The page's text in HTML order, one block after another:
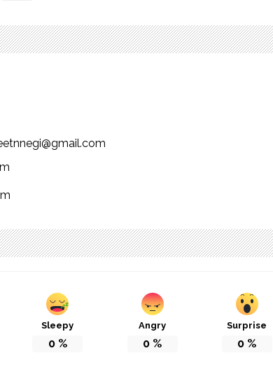
Sleepy
0%
Angry
0 %
Surprise
0 %